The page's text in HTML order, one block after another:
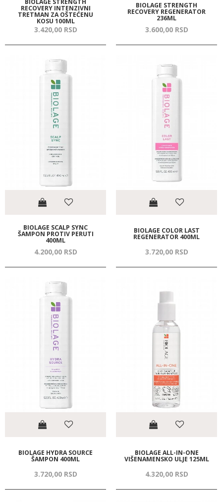
RECOVERY INTENZIVNI
TRETMAN ZA OŠTEĆENU
KOSU 100ML
3.420,00 RSD
BIOLAGE STRENGTH
RECOVERY REGENERATOR
236ML
3.600,00 RSD
BIOLAGE SCALP SYNC
ŠAMPON PROTIV PERUTI
400ML
4.200,00 RSD
BIOLAGE COLOR LAST
REGENERATOR 400ML
3.720,00 RSD
BIOLAGE HYDRA SOURCE
ŠAMPON 400ML
3.720,00 RSD
BIOLAGE ALL-IN-ONE
VIŠENAMENSKO ULJE 125ML
4.320,00 RSD